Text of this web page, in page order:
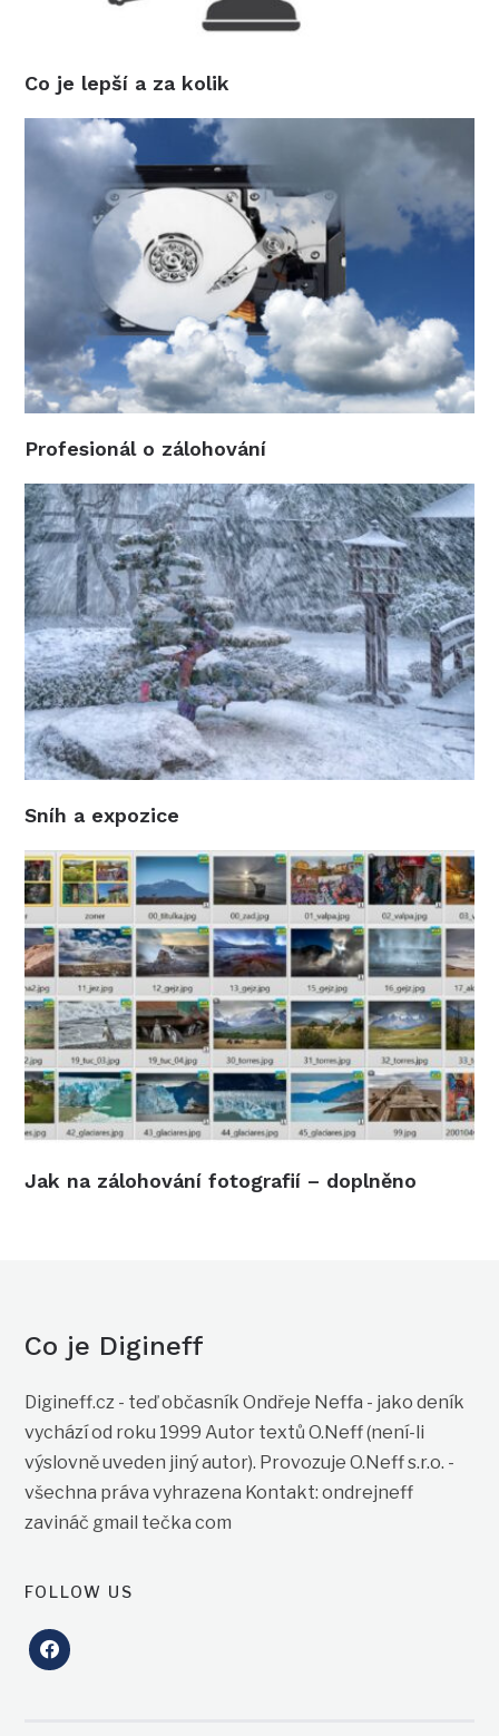
Co je lepší a za kolik
Profesionál o zálohování
Sníh a expozice
Jak na zálohování fotografií – doplněno
Co je Digineff
Digineff.cz - teď občasník Ondřeje Neffa - jako deník
vychází od roku 1999 Autor textů O.Neff (není-li
výslovně uveden jiný autor). Provozuje O.Neff s.r.o. -
všechna práva vyhrazena Kontakt: ondrejneff
zavináč gmail tečka com
FOLLOW US
facebook